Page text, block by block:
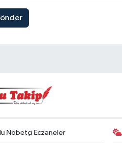
Nöbetçi Eczaneler